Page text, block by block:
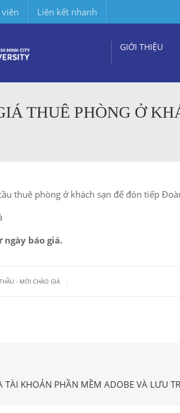
viên Liên kết nhanh
GIỚI THIỆU
THUÊ PHÒNG Ở
thuê phòng ở khách sạn để đón tiếp
ngày báo giá.
- MỜI CHÀO GIÁ
KHOẢN PHẦN MỀM ADOBE VÀ LƯU